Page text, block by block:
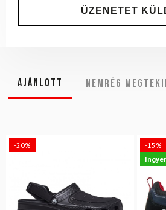
Ajánlott NEMRÉG
-20%
-15%